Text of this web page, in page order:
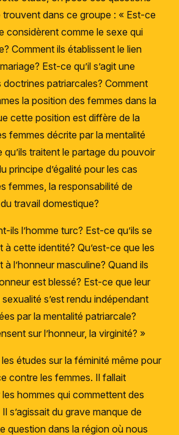
trouvent dans ce groupe : « Est-ce
considèrent comme le sexe qui
Comment ils établissent le lien
Est-ce qu’il s’agit une
patriarcales? Comment
la position des femmes dans la
cette position est diffère de la
femmes décrite par la mentalité
traitent le partage du pouvoir
principe d’égalité pour les cas
femmes, la responsabilité de
travail domestique?
ils l’homme turc? Est-ce qu’ils se
cette identité? Qu’est-ce que les
l’honneur masculine? Quand ils
est blessé? Est-ce que leur
s’est rendu indépendant
par la mentalité patriarcale?
sur l’honneur, la virginité? »
études sur la féminité même pour
contre les femmes. Il fallait
hommes qui commettent des
s’agissait du grave manque de
question dans la région où nous